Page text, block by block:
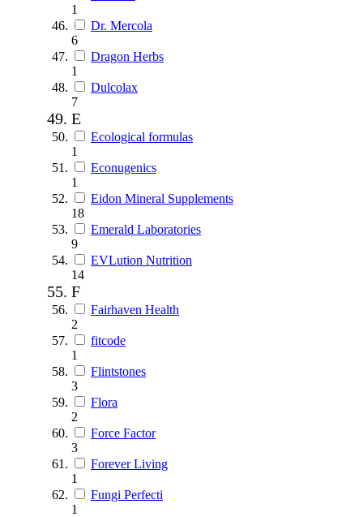
1
Dr. Mercola
6
Dragon Herbs
1
Dulcolax
7
E
Ecological formulas
1
Econugenics
1
Eidon Mineral Supplements
18
Emerald Laboratories
9
EVLution Nutrition
14
F
Fairhaven Health
2
fitcode
1
Flintstones
3
Flora
2
Force Factor
3
Forever Living
1
Fungi Perfecti
1